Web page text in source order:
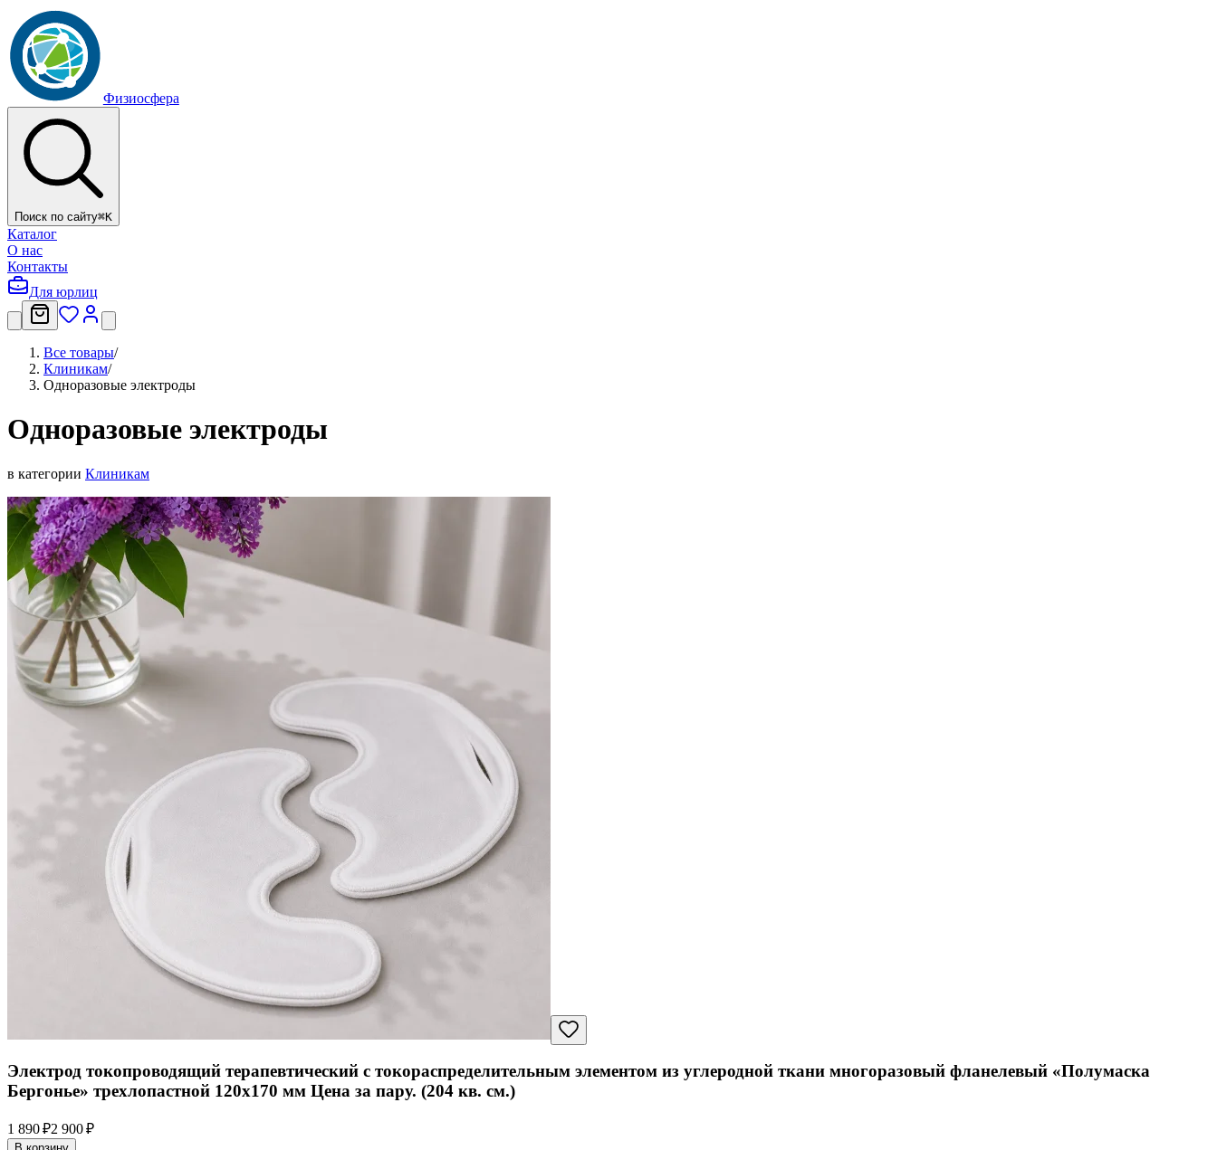
Физиосфера
Поиск по сайту⌘K
Каталог
О нас
Контакты
Для юрлиц
Все товары/
Клиникам/
Одноразовые электроды
Одноразовые электроды
в категории Клиникам
Электрод токопроводящий терапевтический с токораспределительным элементом из углеродной ткани многоразовый фланелевый «Полумаска
Бергонье» трехлопастной 120x170 мм Цена за пару. (204 кв. см.)
1 890 ₽2 900 ₽